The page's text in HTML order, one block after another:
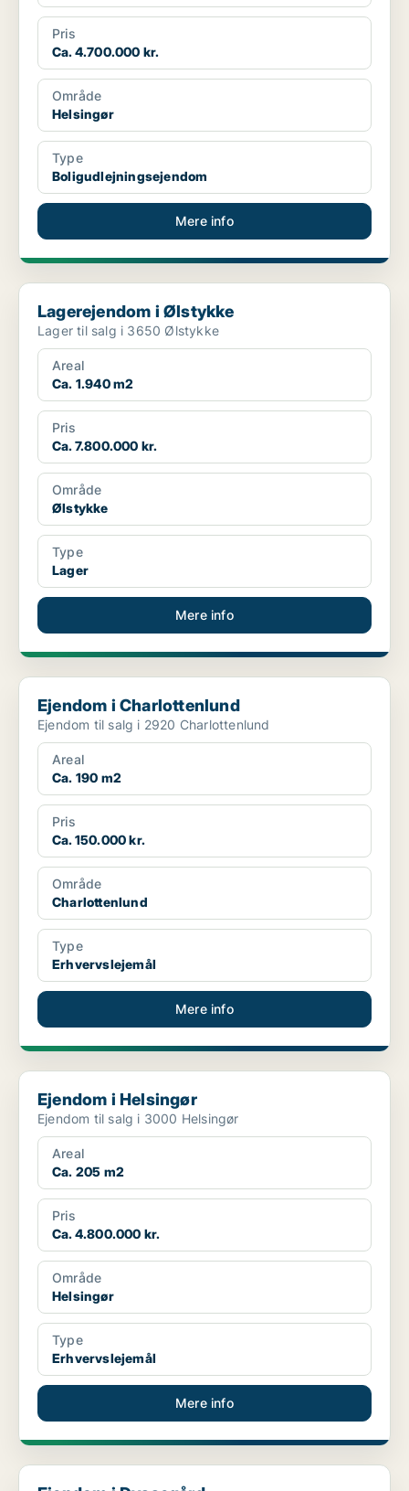
Pris
Ca. 4.700.000 kr.
Område
Helsingør
Type
Boligudlejningsejendom
Mere info
Lagerejendom i Ølstykke
Lagerejendom i Ølstykke
Lager til salg i 3650 Ølstykke
Areal
Ca. 1.940 m2
Pris
Ca. 7.800.000 kr.
Område
Ølstykke
Type
Lager
Mere info
Ejendom i Charlottenlund
Ejendom i Charlottenlund
Ejendom til salg i 2920 Charlottenlund
Areal
Ca. 190 m2
Pris
Ca. 150.000 kr.
Område
Charlottenlund
Type
Erhvervslejemål
Mere info
Ejendom i Helsingør
Ejendom i Helsingør
Ejendom til salg i 3000 Helsingør
Areal
Ca. 205 m2
Pris
Ca. 4.800.000 kr.
Område
Helsingør
Type
Erhvervslejemål
Mere info
Ejendom i Dyssegård